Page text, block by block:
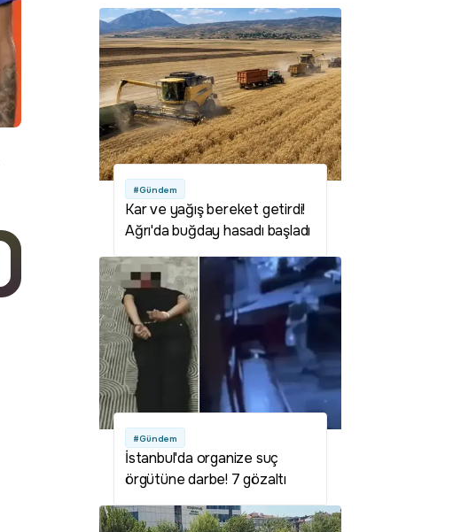
#Gündem
Kar ve yağış bereket getirdi!
Ağrı'da buğday hasadı başladı
#Gündem
İstanbul'da organize suç
örgütüne darbe! 7 gözaltı